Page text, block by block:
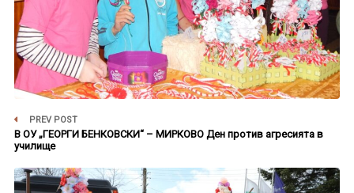
PREV POST
В ОУ „ГЕОРГИ БЕНКОВСКИ“ – МИРКОВО Ден против агресията в
училище